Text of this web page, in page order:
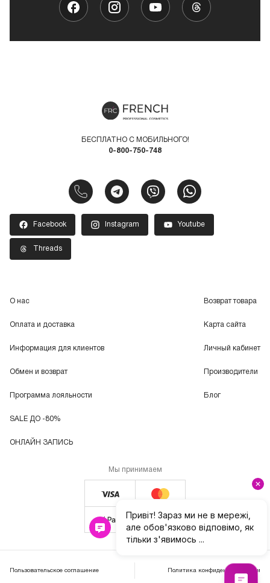
БЕСПЛАТНО С МОБИЛЬНОГО!
0-800-750-748
Facebook Instagram Youtube
Threads
О нас
Оплата и доставка
Информация для клиентов
Обмен и возврат
Программа лояльности
SALE ДО -80%
ОНЛАЙН ЗАПИСЬ
Возврат товара
Карта сайта
Личный кабинет
Производители
Блог
Мы принимаем
Пользовательское соглашение Политика конфиденциальности